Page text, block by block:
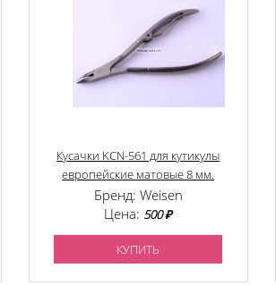
Кусачки KCN-561 для кутикулы
европейские матовые 8 мм.
Бренд: Weisen
Цена: 500 ₽
КУПИТЬ